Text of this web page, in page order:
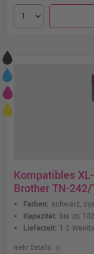
Kompatibles
Brother TN-
Farben: schwarz,
Kapazität: bis zu
Lieferzeit: 1-2
mehr Details chevron_right